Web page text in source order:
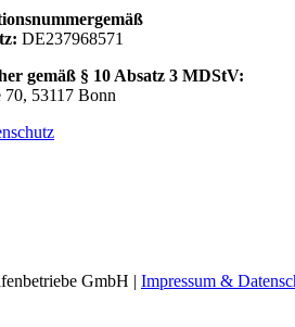
DE237968571
gemäß § 10 Absatz 3 MDStV:
70, 53117 Bonn
GmbH | Impressum &